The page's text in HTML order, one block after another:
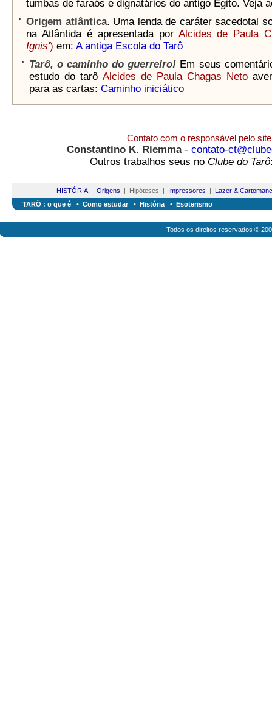
tumbas de faraós e dignatários do antigo Egito. Veja
• Origem atlântica. Uma lenda de caráter sacedotal
na Atlântida é apresentada por Alcides de Paula
Ignis') em: A antiga Escola do Tarô
• Tarô, o caminho do guerreiro! Em seus
estudo do tarô Alcides de Paula Chagas Neto
para as cartas: Caminho iniciático
Contato com o responsável pelo
Constantino K. Riemma - contato-
Outros trabalhos seus no Clube do Tarô
HISTÓRIA| Origens | Hipóteses | Impressores |
Lazer &
TARÔ : o que é
• Como estudar • História • Esoterismo
Todos os direitos reservados ©